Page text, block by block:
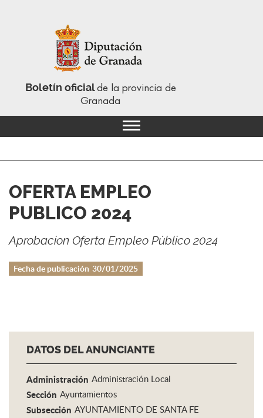
Boletín oficialde la provincia de
Granada
OFERTA EMPLEO
PUBLICO 2024
Aprobacion Oferta Empleo Público 2024
Fecha de publicación 30/01/2025
DATOS DEL ANUNCIANTE
Administración Administración Local
Sección Ayuntamientos
Subsección AYUNTAMIENTO DE SANTA FE